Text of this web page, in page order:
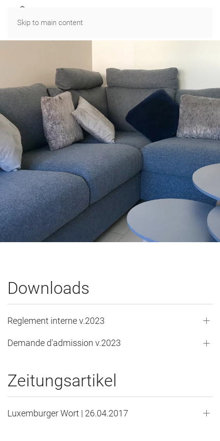
Skip to main content
Downloads
Reglement interne v.2023
Demande d'admission v.2023
Zeitungsartikel
Luxemburger Wort | 26.04.2017